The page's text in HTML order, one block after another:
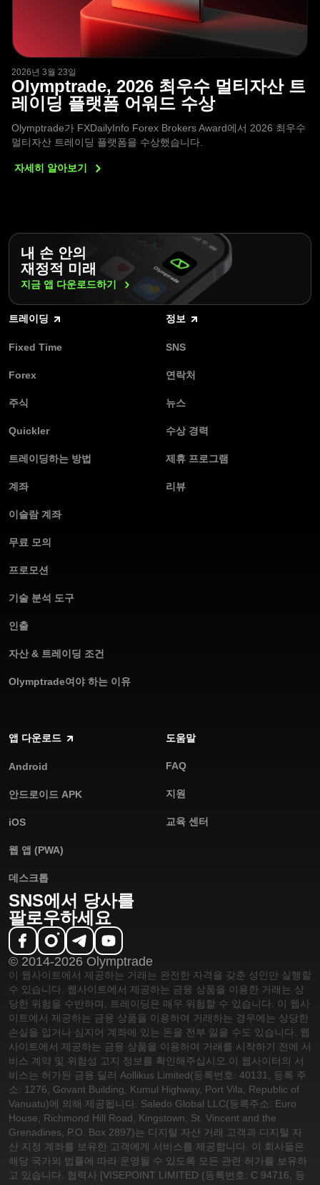
2026년 3월 23일
Olymptrade, 2026 최우수 멀티자산 트
레이딩 플랫폼 어워드 수상
Olymptrade가 FXDailyInfo Forex Brokers Award에서 2026 최우수
멀티자산 트레이딩 플랫폼을 수상했습니다.
자세히 알아보기
내 손 안의
재정적 미래
지금 앱 다운로드하기
트레이딩
Fixed Time
Forex
주식
Quickler
트레이딩하는 방법
계좌
이슬람 계좌
무료 모의
프로모션
기술 분석 도구
인출
자산 & 트레이딩 조건
Olymptrade여야 하는 이유
정보
SNS
연락처
뉴스
수상 경력
제휴 프로그램
리뷰
앱 다운로드
Android
안드로이드 APK
iOS
웹 앱 (PWA)
데스크톱
도움말
FAQ
지원
교육 센터
SNS에서 당사를
팔로우하세요
© 2014-2026 Olymptrade
이 웹사이트에서 제공하는 거래는 완전한 자격을 갖춘 성인만 실행할
수 있습니다. 웹사이트에서 제공하는 금융 상품을 이용한 거래는 상
당한 위험을 수반하며, 트레이딩은 매우 위험할 수 있습니다. 이 웹사
이트에서 제공하는 금융 상품을 이용하여 거래하는 경우에는 상당한
손실을 입거나 심지어 계좌에 있는 돈을 전부 잃을 수도 있습니다. 웹
사이트에서 제공하는 금융 상품을 이용하여 거래를 시작하기 전에 서
비스 계약 및 위험성 고지 정보를 확인해주십시오. 이 웹사이터의 서
비스는 허가된 금융 딜러 Aollikus Limited(등록번호: 40131, 등록 주
소: 1276, Govant Building, Kumul Highway, Port Vila, Republic of
Vanuatu)에 의해 제공됩니다. Saledo Global LLC(등록주소: Euro
House, Richmond Hill Road, Kingstown, St. Vincent and the
Grenadines, P.O. Box 2897)는 디지털 자산 거래 고객과 디지털 자
산 지정 계좌를 보유한 고객에게 서비스를 제공합니다. 이 회사들은
해당 국가의 법률에 따라 운영될 수 있도록 모든 관련 허가를 보유하
고 있습니다. 협력사 [VISEPOINT LIMITED (등록번호: C 94716, 등